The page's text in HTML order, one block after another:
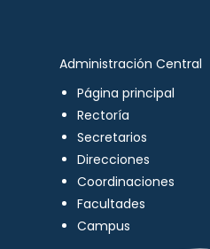
Administración Central
Página principal
Rectoría
Secretarios
Direcciones
Coordinaciones
Facultades
Campus